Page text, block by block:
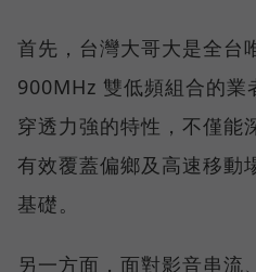
首先，台灣大哥大是全台
900MHz 雙低頻組合的業
穿透力強的特性，不僅能
有效覆蓋偏鄉及高速移動
基礎。
另一方面，面對影音串流